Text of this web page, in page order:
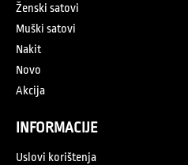
Ženski satovi
Muški satovi
Nakit
Novo
Akcija
INFORMACIJE
Uslovi korištenja